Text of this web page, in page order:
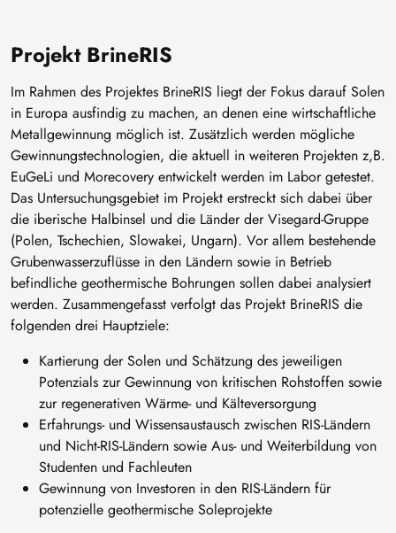
Projekt BrineRIS
Im Rahmen des Projektes BrineRIS liegt der Fokus darauf Solen
in Europa ausfindig zu machen, an denen eine wirtschaftliche
Metallgewinnung möglich ist. Zusätzlich werden mögliche
Gewinnungstechnologien, die aktuell in weiteren Projekten z,B.
EuGeLi und Morecovery entwickelt werden im Labor getestet.
Das Untersuchungsgebiet im Projekt erstreckt sich dabei über
die iberische Halbinsel und die Länder der Visegard-Gruppe
(Polen, Tschechien, Slowakei, Ungarn). Vor allem bestehende
Grubenwasserzuflüsse in den Ländern sowie in Betrieb
befindliche geothermische Bohrungen sollen dabei analysiert
werden. Zusammengefasst verfolgt das Projekt BrineRIS die
folgenden drei Hauptziele:
Kartierung der Solen und Schätzung des jeweiligen
Potenzials zur Gewinnung von kritischen Rohstoffen sowie
zur regenerativen Wärme- und Kälteversorgung
Erfahrungs- und Wissensaustausch zwischen RIS-Ländern
und Nicht-RIS-Ländern sowie Aus- und Weiterbildung von
Studenten und Fachleuten
Gewinnung von Investoren in den RIS-Ländern für
potenzielle geothermische Soleprojekte